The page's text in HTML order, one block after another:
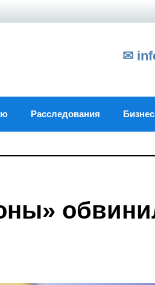
✉
Расследования